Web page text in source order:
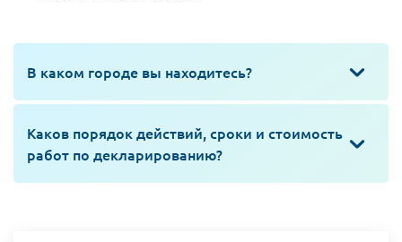
В каком городе вы находитесь?
Каков порядок действий, сроки и стоимость
работ по декларированию?